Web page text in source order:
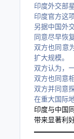
印度外交部
印度官方这
另据中国外
同意尽早恢
双方也同意
扩大规模。
双方认为，
双方也同意
双方并同意
在重大国际
印度与中国
带来显著利